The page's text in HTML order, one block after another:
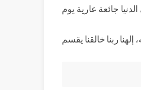
جائعة عارية يوم
ربنا خالقنا يقسم